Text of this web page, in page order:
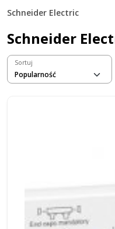
Schneider Electric
Schneider
Sortuj